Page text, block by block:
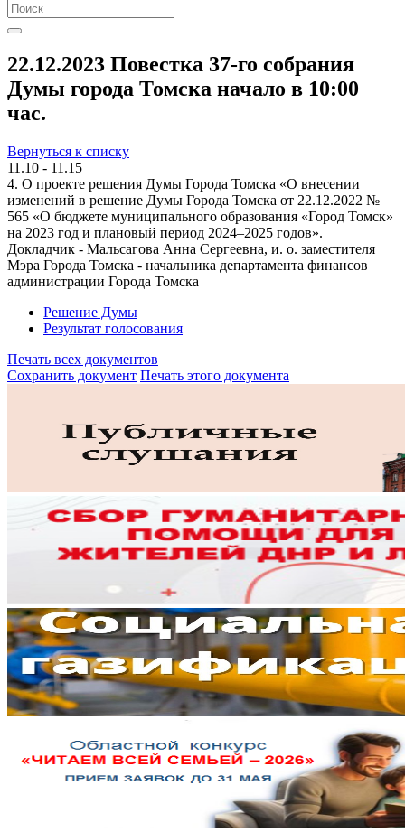
22.12.2023 Повестка 37-го собрания
Думы города Томска начало в 10:00
час.
Вернуться к списку
11.10 - 11.15
4. О проекте решения Думы Города Томска «О внесении
изменений в решение Думы Города Томска от 22.12.2022 №
565 «О бюджете муниципального образования «Город Томск»
на 2023 год и плановый период 2024–2025 годов».
Докладчик - Мальсагова Анна Сергеевна, и. о. заместителя
Мэра Города Томска - начальника департамента финансов
администрации Города Томска
Решение Думы
Результат голосования
Печать всех документов
Сохранить документ Печать этого документа